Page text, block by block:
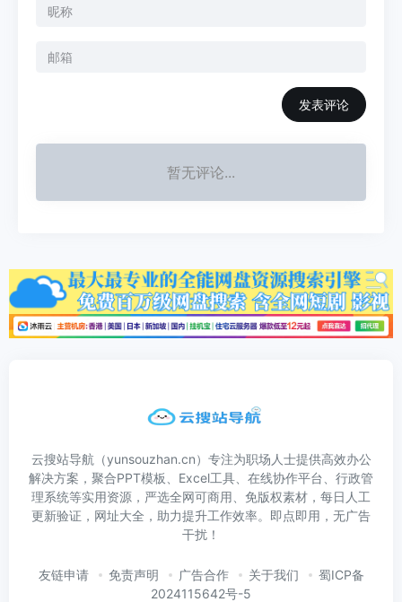
发表评论
暂无评论...
云搜站导航（yunsouzhan.cn）专注为职场人士提供高效办公
解决方案，聚合PPT模板、Excel工具、在线协作平台、行政管
理系统等实用资源，严选全网可商用、免版权素材，每日人工
更新验证，网址大全，助力提升工作效率。即点即用，无广告
干扰！
友链申请 免责声明 广告合作 关于我们
蜀ICP备
2024115642号-5